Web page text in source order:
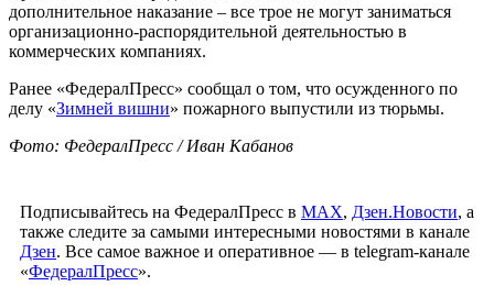
дополнительное наказание – все трое не могут заниматься
организационно-распорядительной деятельностью в
коммерческих компаниях.
Ранее «ФедералПресс» сообщал о том, что осужденного по
делу «Зимней вишни» пожарного выпустили из тюрьмы.
Фото: ФедералПресс / Иван Кабанов
Подписывайтесь на ФедералПресс в МАХ, Дзен.Новости, а
также следите за самыми интересными новостями в канале
Дзен. Все самое важное и оперативное — в telegram-канале
«ФедералПресс».